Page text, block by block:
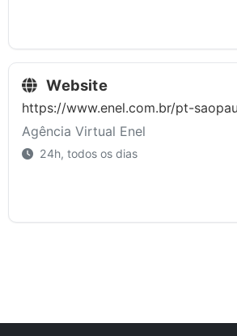
Website
https://www.enel.com.br/pt-
Agência Virtual Enel
24h, todos os dias